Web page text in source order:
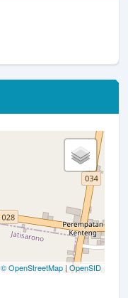
© OpenStreetMap | OpenSID